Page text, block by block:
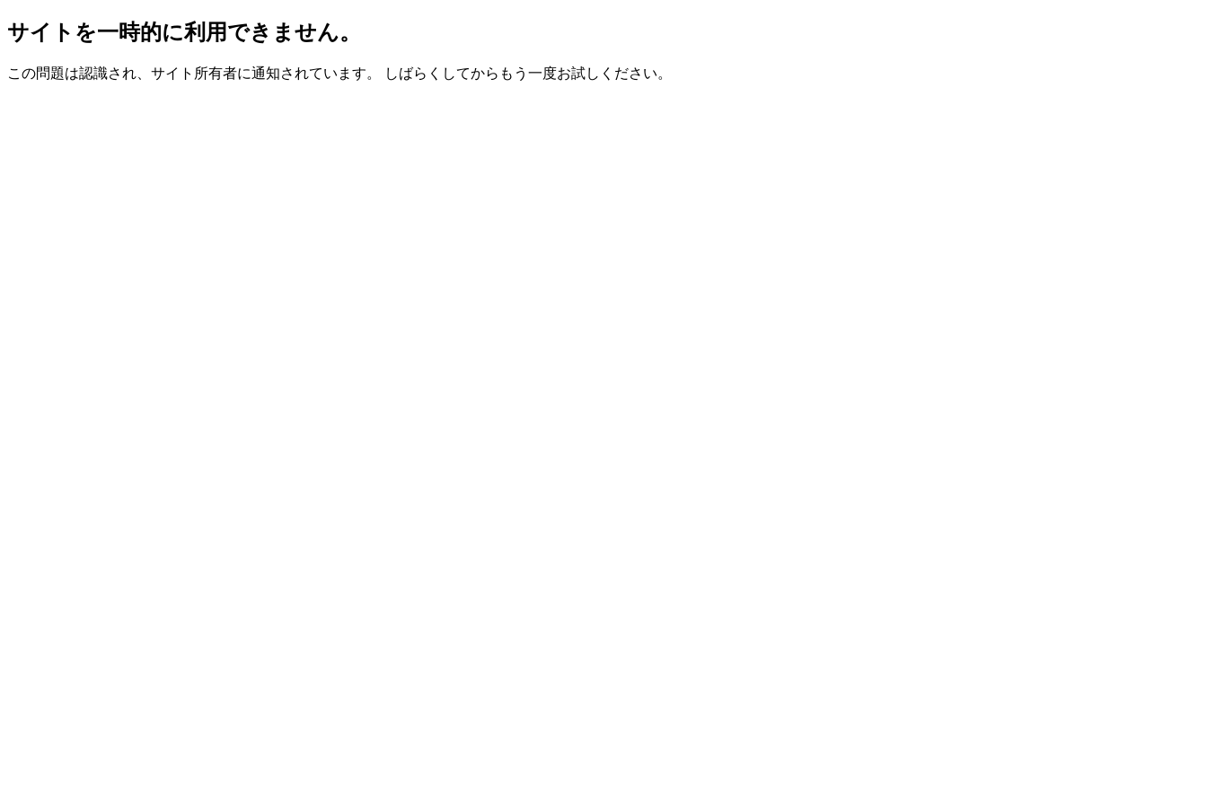
サイトを一時的に利用できません。
この問題は認識され、サイト所有者に通知されています。 しばらくしてからもう一度お試しください。